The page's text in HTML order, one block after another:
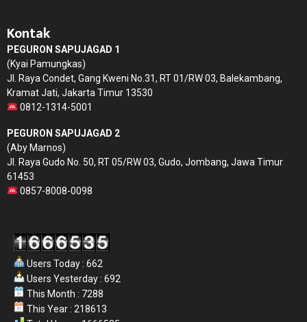
Kontak
PEGURON SAPUJAGAD 1
(Kyai Pamungkas)
Jl. Raya Condet, Gang Kweni No.31, RT 01/RW 03, Balekambang,
Kramat Jati, Jakarta Timur 13530
0812-1314-5001
PEGURON SAPUJAGAD 2
(Aby Marnos)
Jl. Raya Gudo No. 50, RT 05/RW 03, Gudo, Jombang, Jawa Timur
61453
0857-8008-0098
Users Today : 662
Users Yesterday : 692
This Month : 7288
This Year : 218613